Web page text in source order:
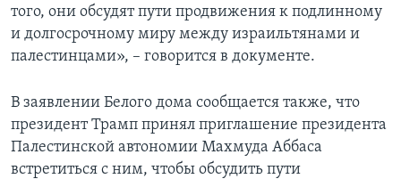
того, они обсудят пути продвижения к подлинному
и долгосрочному миру между израильтянами и
палестинцами», – говорится в документе.
В заявлении Белого дома сообщается также, что
президент Трамп принял приглашение президента
Палестинской автономии Махмуда Аббаса
встретиться с ним, чтобы обсудить пути